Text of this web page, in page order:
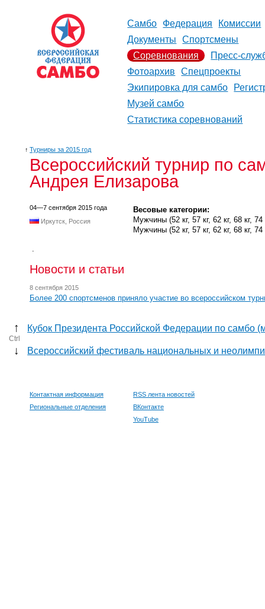
Самбо Федерация
Комиссии
Документы
Спортсмены
Соревнования
Пресс-
Фотоархив
Спецпроекты
Экипировка для самбо
Музей самбо
Статистика соревнований
↑ Турниры за 2015 год
Всероссийский турнир по
Андрея Елизарова
04—7 сентября 2015 года
Иркутск, Россия
Весовые категории:
Мужчины (52 кг, 57 кг, 62 кг, 68 кг, 74
Мужчины (52 кг, 57 кг, 62 кг, 68 кг, 74
.
Новости и статьи
8 сентября 2015
Более 200 спортсменов приняло участие во всероссийском
↑ Кубок Президента Российской Федерации по самбо
Ctrl
↓ Всероссийский фестиваль национальных и
Контактная информация
Региональные отделения
RSS лента новостей
ВКонтакте
YouTube